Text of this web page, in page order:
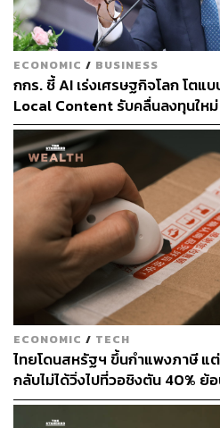
ECONOMIC / BUSINESS
กกร. ชี้ AI เร่งเศรษฐกิจโลก โตแ
Local Content รับคลื่นลงทุนใหม่
ECONOMIC / TECH
ไทยโดนสหรัฐฯ ขึ้นกำแพงภาษี แ
กลับไม่ได้วิ่งไปที่วอชิงตัน 40% ย้
ราคาถูกที่ทะลักจน SME ไทยสู้ไม่ไ